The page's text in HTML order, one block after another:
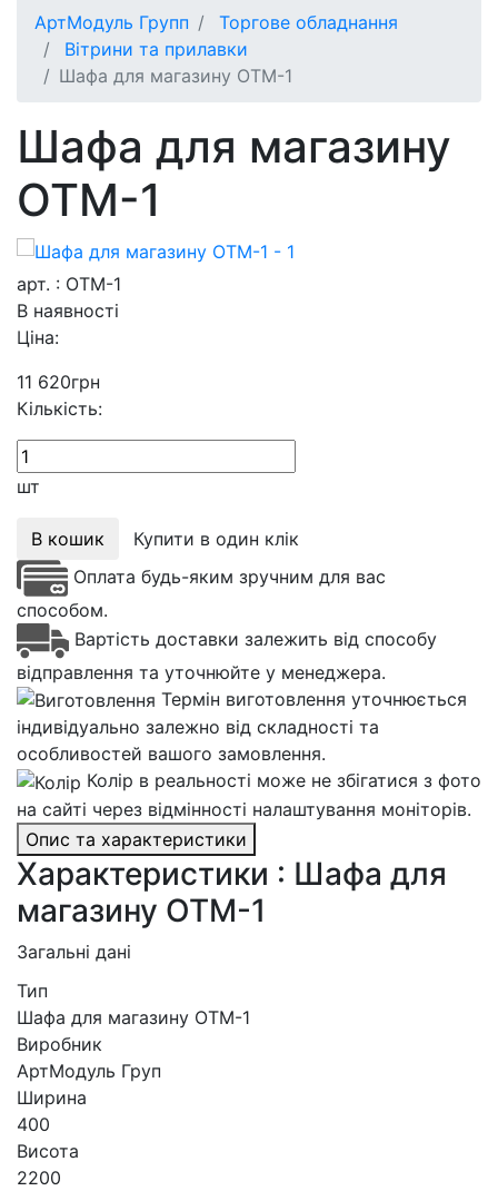
АртМодуль Групп
Торгове обладнання
Вітрини та прилавки
Шафа для магазину ОТМ-1
Шафа для магазину
ОТМ-1
арт. : ОТМ-1
В наявності
Ціна:
11 620грн
Кількість:
шт
В кошик
Купити в один клік
Оплата будь-яким зручним для вас
способом.
Вартість доставки залежить від способу
відправлення та уточнюйте у менеджера.
Термін виготовлення уточнюється
індивідуально залежно від складності та
особливостей вашого замовлення.
Колір в реальності може не збігатися з фото
на сайті через відмінності налаштування моніторів.
Опис та характеристики
Характеристики : Шафа для
магазину ОТМ-1
Загальні дані
Тип
Шафа для магазину ОТМ-1
Виробник
АртМодуль Груп
Ширина
400
Висота
2200